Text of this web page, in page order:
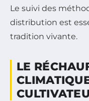
Le suivi des
distribution est
tradition vivante.
LE